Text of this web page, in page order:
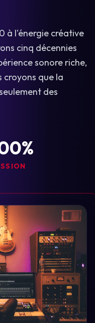
à l'énergie créative
cinq décennies
sonore riche,
croyons que la
des